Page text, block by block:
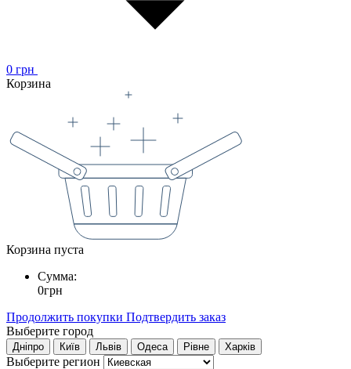
0 грн
Корзина
Корзина пуста
Сумма:
0грн
Продолжить покупки Подтвердить заказ
Выберите город
Дніпро Київ Львів Одеса Рівне Харків
Выберите регион